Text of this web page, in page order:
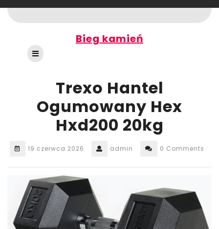
to
content
Bieg kamień
Open
Button
Trexo Hantel
Ogumowany Hex
Hxd200 20kg
19 czerwca 2026 admin 0 Comments